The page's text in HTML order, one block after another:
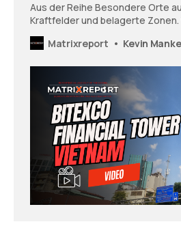
Aus der Reihe Besondere Orte
Kraftfelder und belagerte Zonen.
wenn du dir diesen Ort
und was öffnet sich vielleicht in
Matrixreport Kevin Manke